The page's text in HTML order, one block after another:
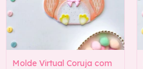
Molde Virtual Coruja com